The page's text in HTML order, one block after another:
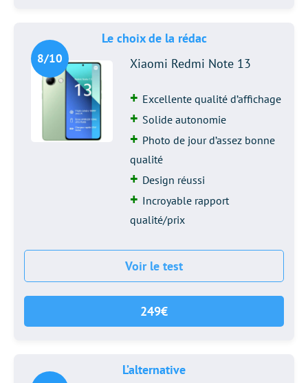
Le choix de la rédac
8/10 Xiaomi Redmi Note 13
Excellente qualité d’affichage
Solide autonomie
Photo de jour d’assez bonne
qualité
Design réussi
Incroyable rapport
qualité/prix
Voir le test
249€
L’alternative